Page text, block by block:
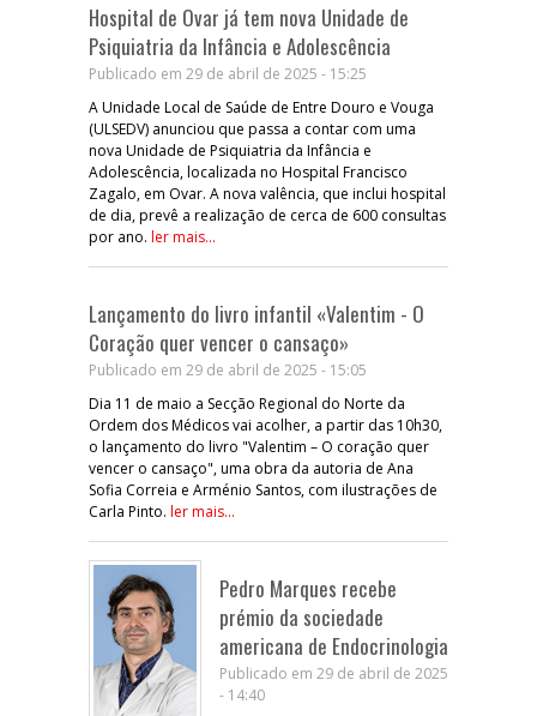
Hospital de Ovar já tem nova Unidade de
Psiquiatria da Infância e Adolescência
Publicado em 29 de abril de 2025 - 15:25
A Unidade Local de Saúde de Entre Douro e Vouga
(ULSEDV) anunciou que passa a contar com uma
nova Unidade de Psiquiatria da Infância e
Adolescência, localizada no Hospital Francisco
Zagalo, em Ovar. A nova valência, que inclui hospital
de dia, prevê a realização de cerca de 600 consultas
por ano. ler mais...
Lançamento do livro infantil «Valentim - O
Coração quer vencer o cansaço»
Publicado em 29 de abril de 2025 - 15:05
Dia 11 de maio a Secção Regional do Norte da
Ordem dos Médicos vai acolher, a partir das 10h30,
o lançamento do livro "Valentim – O coração quer
vencer o cansaço", uma obra da autoria de Ana
Sofia Correia e Arménio Santos, com ilustrações de
Carla Pinto. ler mais...
Pedro Marques recebe
prémio da sociedade
americana de Endocrinologia
Publicado em 29 de abril de 2025
- 14:40